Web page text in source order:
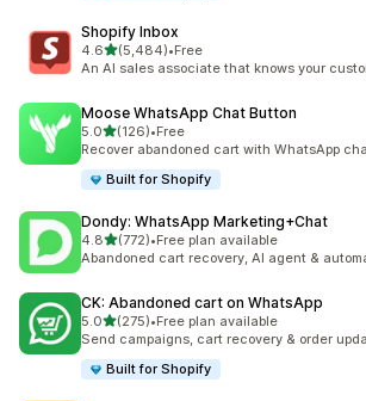
Shopify Inbox
4.6滿分 5 顆星
(5,484)
共有 5484 則評價
•Free
An AI sales associate that knows your
Moose WhatsApp Chat Button
5.0滿分 5 顆星
(126)
共有 126 則評價
•Free
Recover abandoned cart with WhatsApp
Built for Shopify
Dondy: WhatsApp Marketing+Chat
4.8滿分 5 顆星
(772)
共有 772 則評價
•Free plan available
Abandoned cart recovery, AI agent &
CK: Abandoned cart on WhatsApp
5.0滿分 5 顆星
(275)
共有 275 則評價
•Free plan available
Send campaigns, cart recovery & order
Built for Shopify